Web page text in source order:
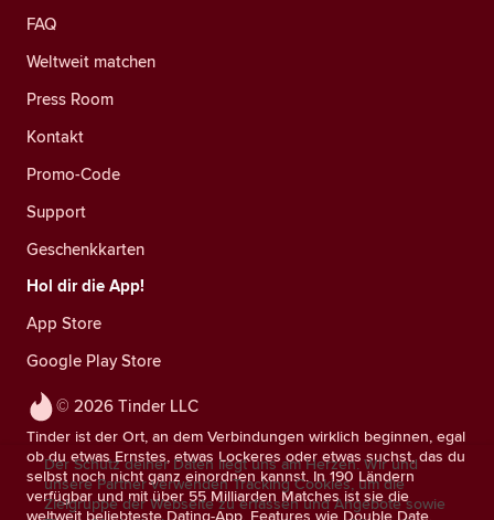
© 2026 Tinder LLC
Tinder ist der Ort, an dem Verbindungen wirklich beginnen, egal
ob du etwas Ernstes, etwas Lockeres oder etwas suchst, das du
selbst noch nicht ganz einordnen kannst. In 190 Ländern
verfügbar und mit über 55 Milliarden Matches ist sie die
weltweit beliebteste Dating-App. Features wie Double Date,
FAQ
Weltweit matchen
Press Room
Kontakt
Promo-Code
Support
Geschenkkarten
Hol dir die App!
App Store
Google Play Store
Der Schutz deiner Daten liegt uns am Herzen. Wir und
unsere Partner verwenden Tracking Cookies, um die
Zielgruppe der Webseite zu erfassen und Angebote sowie